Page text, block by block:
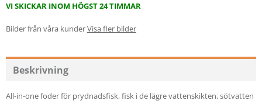
VI SKICKAR INOM HÖGST 24 TIMMAR
Bilder från våra kunderVisa fler bilder
Beskrivning
All-in-one foder för prydnadsfisk, fisk i de lägre vattenskikten, sötvatten